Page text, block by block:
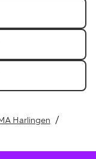
Harlingen